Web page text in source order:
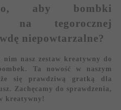
aby bombki
na tegorocznej
niepowtarzalne?
nasz zestaw kreatywny do
Ta nowość w naszym
się prawdziwą gratką dla
Zachęcamy do sprawdzenia,
kreatywny!